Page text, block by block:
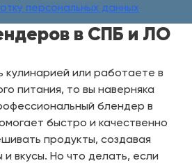
персональных данных
в СПБ и ЛО
кулинарией или работаете в
питания, то вы наверняка
блендер в
быстро и качественно
продукты, создавая
вкусы. Но что делать, если